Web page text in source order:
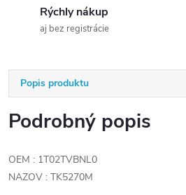
Rýchly nákup
aj bez registrácie
Popis produktu
Podrobný popis
OEM : 1T02TVBNL0
NAZOV : TK5270M